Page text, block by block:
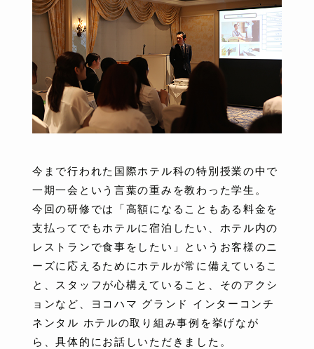
今まで行われた国際ホテル科の特別授業の中で
一期一会という言葉の重みを教わった学生。
今回の研修では「高額になることもある料金を
支払ってでもホテルに宿泊したい、ホテル内の
レストランで食事をしたい」というお客様のニ
ーズに応えるためにホテルが常に備えているこ
と、スタッフが心構えていること、そのアクシ
ョンなど、ヨコハマ グランド インターコンチ
ネンタル ホテルの取り組み事例を挙げなが
ら、具体的にお話しいただきました。